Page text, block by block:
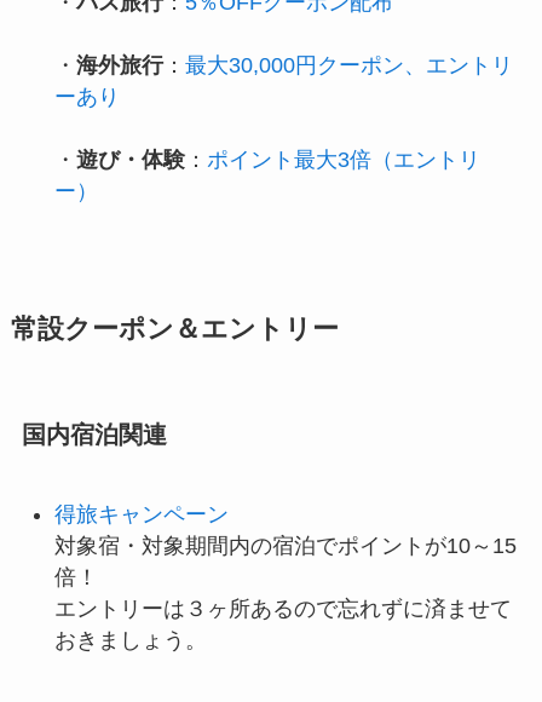
・ 海外旅行： 最大30,000円クーポン、エントリ
ーあり
・ 遊び・体験： ポイント最大3倍（エントリ
ー）
常設クーポン＆エントリー
国内宿泊関連
得旅キャンペーン
対象宿・対象期間内の宿泊でポイントが10～15
倍！
エントリーは３ヶ所あるので忘れずに済ませて
おきましょう。